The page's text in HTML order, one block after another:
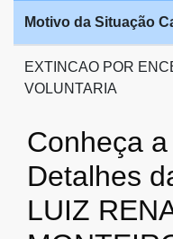
Motivo da Situação
EXTINCAO POR
VOLUNTARIA
Conheça
Detalhes
LUIZ